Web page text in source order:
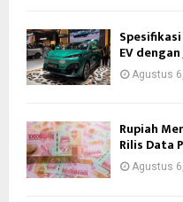
EV
Agustus
Rupiah
Rilis Data
Agustus